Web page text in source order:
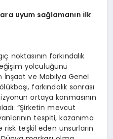
uyum sağlamanın ilk
noktasının farkındalık
yolculuğunu
İnşaat ve Mobilya Genel
farkındalık sonrası
ortaya konmasının
“Şirketin mevcut
tespiti, kazanıma
risk teşkil eden unsurların